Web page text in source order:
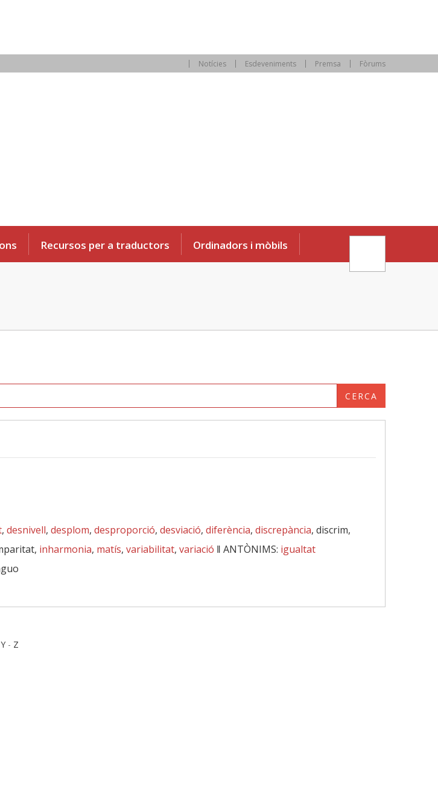
Notícies Esdeveniments Premsa Fòrums
Recursos per a traductors Ordinadors i mòbils
CERCA
, desnivell, desplom, desproporció, desviació, diferència, discrepància, discrim,
inharmonia, matís, variabilitat, variació ‖ ANTÒNIMS: igualtat
Y - Z